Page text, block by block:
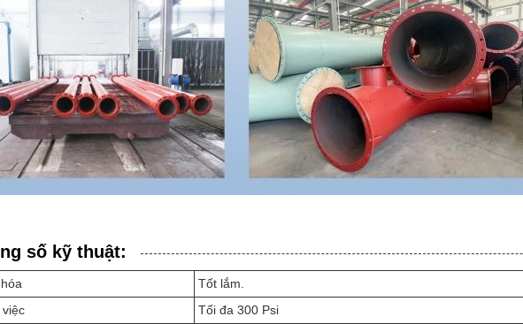
số kỹ thuật:
Tốt lắm.
Tối đa 300 Psi